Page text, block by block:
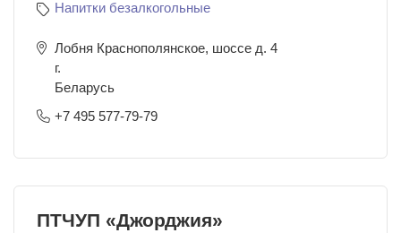
Напитки безалкогольные
Лобня Краснополянское, шоссе д. 4
г.
Беларусь
+7 495 577-79-79
ПТЧУП «Джорджия»